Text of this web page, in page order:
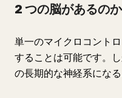
2 つの脳があるのか
単一のマイクロコント
することは可能です。
の長期的な神経系になる